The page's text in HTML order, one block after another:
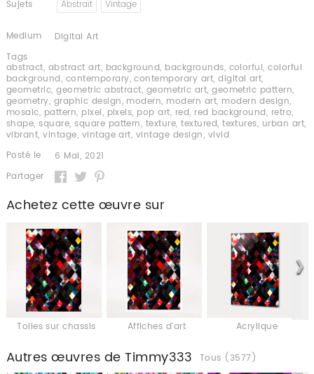
Sujets Abstrait Vintage
Medium
Digital Art
Tags
abstract, abstract art, background, backgrounds, colorful,colorful
background, contemporary,contemporary art,digital art,
geometric,geometric abstract, geometric art,geometric pattern,
geometry, graphic design, modern, modern art, modern design,
mosaic, pattern, pixel, pixels, pop art, red, red background, retro,
shape,square,square pattern, texture,textured,textures, urban art,
vibrant,vintage, vintage art, vintage design, vivid
Posté le
6 Mai, 2021
Partager
Achetez cette œuvre sur
Toiles sur chassis Affiches d'art Acrylique
Autres œuvres de Timmy333 Tous (3577)